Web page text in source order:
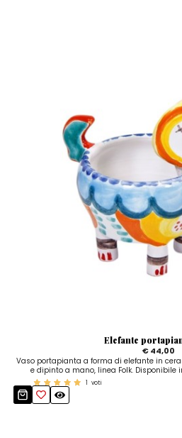
Elefante
€ 44,00
Vaso portapianta a forma di elefante in
e dipinto a mano, linea Folk. Disponibile
1 voti